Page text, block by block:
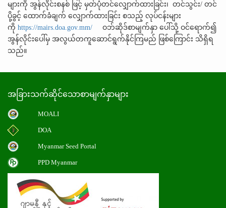
များကို အွန်လိုင်းစနစ် ဖြင့် မှတ်ပုံတင်လျှောက်ထားခြင်း၊ တင်သွင်း/ တင်
ပို့ခွင့် ထောက်ခံချက် လျှောက်ထားခြင်း စသည့် လုပ်ငန်းများ
ကို https://mairs.doa.gov.mm/ ဝဘ်ဆိုဒ်စာမျက်နှာ ပေါ်သို့ ဝင်ရောက်၍
အွန်လိုင်းပေါ်မှ အလွယ်တကူဆောင်ရွက်နိုင်ကြမည် ဖြစ်ကြောင်း သိရှိရ
သည်။
အခြားသက်ဆိုင်သောစာမျက်နှာများ
MOALI
DOA
Myanmar Seed Portal
PPD Myanmar